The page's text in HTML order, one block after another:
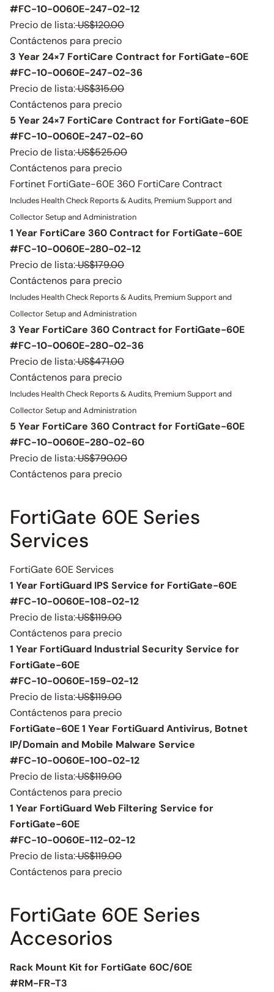
#FC-10-0060E-247-02-12
Precio de lista:US$120.00
Contáctenos para precio
3 Year 24×7 FortiCare Contract for FortiGate-60E
#FC-10-0060E-247-02-36
Precio de lista:US$315.00
Contáctenos para precio
5 Year 24×7 FortiCare Contract for FortiGate-60E
#FC-10-0060E-247-02-60
Precio de lista:US$525.00
Contáctenos para precio
Fortinet FortiGate-60E 360 FortiCare Contract
Includes Health Check Reports & Audits, Premium Support and
Collector Setup and Administration
1 Year FortiCare 360 Contract for FortiGate-60E
#FC-10-0060E-280-02-12
Precio de lista:US$179.00
Contáctenos para precio
Includes Health Check Reports & Audits, Premium Support and
Collector Setup and Administration
3 Year FortiCare 360 Contract for FortiGate-60E
#FC-10-0060E-280-02-36
Precio de lista:US$471.00
Contáctenos para precio
Includes Health Check Reports & Audits, Premium Support and
Collector Setup and Administration
5 Year FortiCare 360 Contract for FortiGate-60E
#FC-10-0060E-280-02-60
Precio de lista:US$790.00
Contáctenos para precio
FortiGate 60E Series
Services
FortiGate 60E Services
1 Year FortiGuard IPS Service for FortiGate-60E
#FC-10-0060E-108-02-12
Precio de lista:US$119.00
Contáctenos para precio
1 Year FortiGuard Industrial Security Service for
FortiGate-60E
#FC-10-0060E-159-02-12
Precio de lista:US$119.00
Contáctenos para precio
FortiGate-60E 1 Year FortiGuard Antivirus, Botnet
IP/Domain and Mobile Malware Service
#FC-10-0060E-100-02-12
Precio de lista:US$119.00
Contáctenos para precio
1 Year FortiGuard Web Filtering Service for
FortiGate-60E
#FC-10-0060E-112-02-12
Precio de lista:US$119.00
Contáctenos para precio
FortiGate 60E Series
Accesorios
Rack Mount Kit for FortiGate 60C/60E
#RM-FR-T3